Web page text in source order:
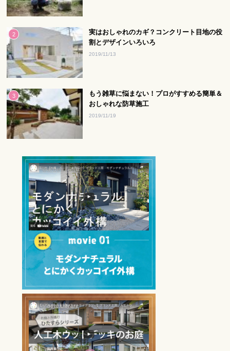
実はおしゃれのカギ？コンクリート目地の役
割とデザインいろいろ
2019/11/13
もう雑草に悩まない！プロがすすめる簡単＆
おしゃれな防草施工
2019/11/19